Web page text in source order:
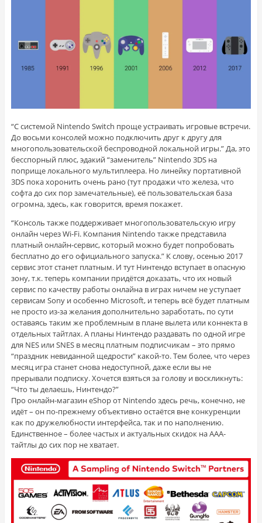
“С системой Nintendo Switch проще устраивать игровые встречи.
До восьми консолей можно подключить друг к другу для
многопользовательской беспроводной локальной игры.” Да, это
бесспорный плюс, эдакий “заменитель” Nintendo 3DS на
поприще локального мультиплеера. Но линейку портативной
3DS пока хоронить очень рано (тут продажи что железа, что
софта до сих пор замечательные), её пользовательская база
огромна, здесь, как говорится, время покажет.
“Консоль также поддерживает многопользовательскую игру
онлайн через Wi-Fi. Компания Nintendo также представила
платный онлайн-сервис, который можно будет попробовать
бесплатно до его официального запуска.” К слову, осенью 2017
сервис этот станет платным. И тут Нинтендо вступает в опасную
зону, т.к. теперь компании придётся доказать, что их новый
сервис по качеству работы онлайна в играх ничем не уступает
сервисам Sony и особенно Microsoft, и теперь всё будет платным
не просто из-за желания дополнительно заработать, по сути
оставаясь таким же проблемным в плане вылета или коннекта в
отдельных тайтлах. А планы Нинтендо раздавать по одной игре
для NES или SNES в месяц платным подписчикам – это прямо
“праздник невиданной щедрости” какой-то. Тем более, что через
месяц игра станет снова недоступной, даже если вы не
прерывали подписку. Хочется взяться за голову и воскликнуть:
“Что ты делаешь, Нинтендо?”
Про онлайн-магазин eShop от Nintendo здесь речь, конечно, не
идёт – он по-прежнему объективно остаётся вне конкуренции
как по дружелюбности интерфейса, так и по наполнению.
Единственное – более частых и актуальных скидок на AAA-
тайтлы до сих пор не хватает.